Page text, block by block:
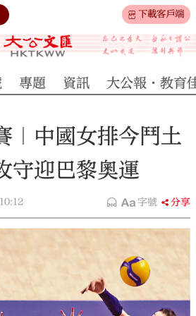
下載客戶端
專題 資訊 大公報·教育
｜中國女排今鬥土
迎巴黎奧運
10:12 字號 分享